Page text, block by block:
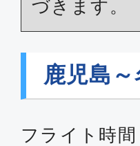
づきます。
鹿児島
フライト時